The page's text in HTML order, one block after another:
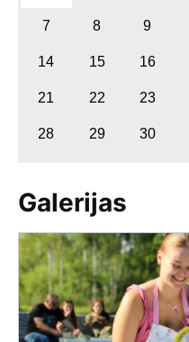
7 8 9
14 15 16
21 22 23
28 29 30
Galerijas